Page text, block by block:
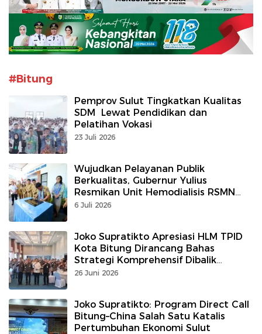
#Bitung
Pemprov Sulut Tingkatkan Kualitas
SDM Lewat Pendidikan dan
Pelatihan Vokasi
23 Juli 2026
Wujudkan Pelayanan Publik
Berkualitas, Gubernur Yulius
Resmikan Unit Hemodialisis RSMN
Bitung dan Dukung RSUD Naik Tipe C
6 Juli 2026
Joko Supratikto Apresiasi HLM TPID
Kota Bitung Dirancang Bahas
Strategi Komprehensif Dibalik
Kesuksesan Tekan Laju Inflasi
26 Juni 2026
Joko Supratikto: Program Direct Call
Bitung–China Salah Satu Katalis
Pertumbuhan Ekonomi Sulut